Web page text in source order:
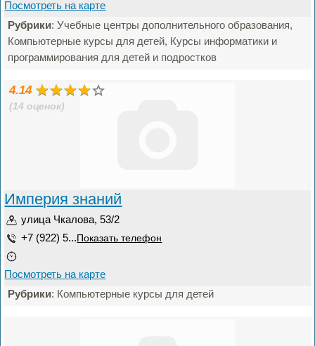
Посмотреть на карте
Рубрики: Учебные центры дополнительного образования,
Компьютерные курсы для детей, Курсы информатики и
программирования для детей и подростков
4.14
(14 оценок)
Империя знаний
улица Чкалова, 53/2
+7 (922) 5... Показать телефон
Посмотреть на карте
Рубрики: Компьютерные курсы для детей